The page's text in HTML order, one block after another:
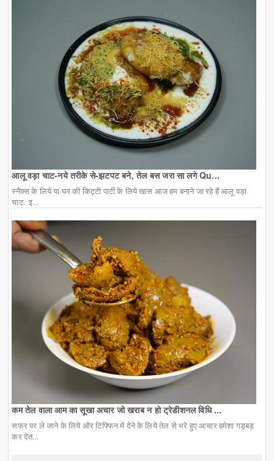
आलू वड़ा चाट-नये तरीके से-झटपट बने, तेल बस जरा सा लगे Qu...
स्नैक्स के लिये या घर की किट्टी पार्टी के लिये खास आज हम बनाने जा रहे हैं आलू वड़ा
चाट. इ...
कम तेल वाला आम का सूखा अचार जो खराब न हो ट्रेडीशनल विधि ...
सफर पर ले जाने के लिये और टिफ्फिन में देने के लिये तेल से भरे हुए आचार हमेशा गड़बड़
कर देत...